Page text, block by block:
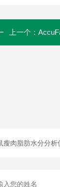
上一个：